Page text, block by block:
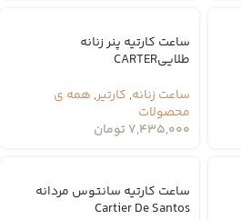
ساعت کارتیه پنر زنانه
طلاییCARTER
ساعت زنانه, کارتیر, همه ی
محصولات
7,435,000تومان
ساعت کارتیه سانتوس مردانه
Cartier De Santos